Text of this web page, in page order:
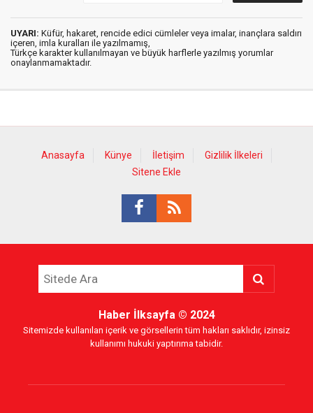
UYARI: Küfür, hakaret, rencide edici cümleler veya imalar, inançlara saldırı
içeren, imla kuralları ile yazılmamış,
Türkçe karakter kullanılmayan ve büyük harflerle yazılmış yorumlar
onaylanmamaktadır.
Anasayfa Künye İletişim
Gizlilik İlkeleri
Sitene Ekle
Haber İlksayfa© 2024
Sitemizde kullanılan içerik ve görsellerin tüm hakları saklıdır, izinsiz
kullanımı hukuki yaptırıma tabidir.